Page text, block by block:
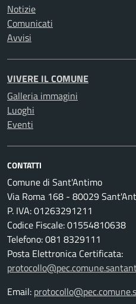
Notizie
Comunicati
Avvisi
VIVERE IL COMUNE
Galleria immagini
Luoghi
Eventi
CONTATTI
Comune di Sant'Antimo
Via Roma 168 - 80029
P. IVA: 01263291211
Codice Fiscale: 01554810638
Telefono: 081 8329111
Posta Elettronica Certificata:
Email: